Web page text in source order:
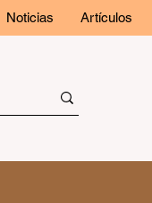
Noticias Artículos